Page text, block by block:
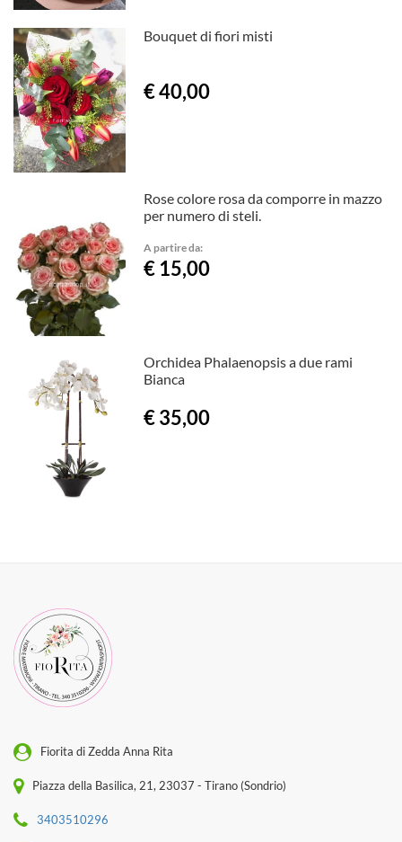
Bouquet di fiori misti
€ 40,00
Rose colore rosa da comporre in mazzo
per numero di steli.
A partire da:
€ 15,00
Orchidea Phalaenopsis a due rami
Bianca
€ 35,00
Fiorita di Zedda Anna Rita
Piazza della Basilica, 21, 23037 - Tirano (Sondrio)
3403510296